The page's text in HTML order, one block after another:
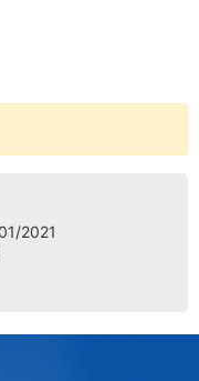
2021